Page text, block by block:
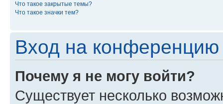
Что такое закрытые темы?
Что такое значки тем?
Вход на конференцию
Почему я не могу войти?
Существует несколько